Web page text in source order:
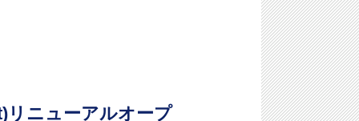
ニューアルオープ